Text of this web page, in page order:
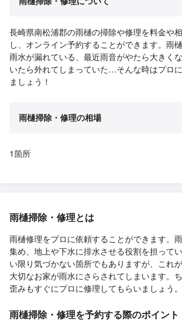
長崎県南松浦郡の雨樋の掃除や修理を料金や
し、オンライン予約することができます。雨
雨水が漏れている、最近雨音がやたら大きく
いたら外れてしまっていた…そんな時はプロ
ましょう！
雨樋掃除・修理の相場
1箇所
雨樋掃除・修理とは
雨樋修理をプロに依頼することができます。
集め、地上や下水に排水させる役割を担って
い限り気づかない箇所でもありますが、これ
大切なお家が雨水にさらされてしまいます。
歪みもすぐにプロに修理してもらいましょう。
雨樋掃除・修理を予約する際のポイント